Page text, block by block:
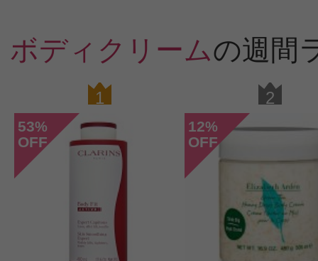
ボディクリームの週間
1
53%
OFF
2
12%
OFF